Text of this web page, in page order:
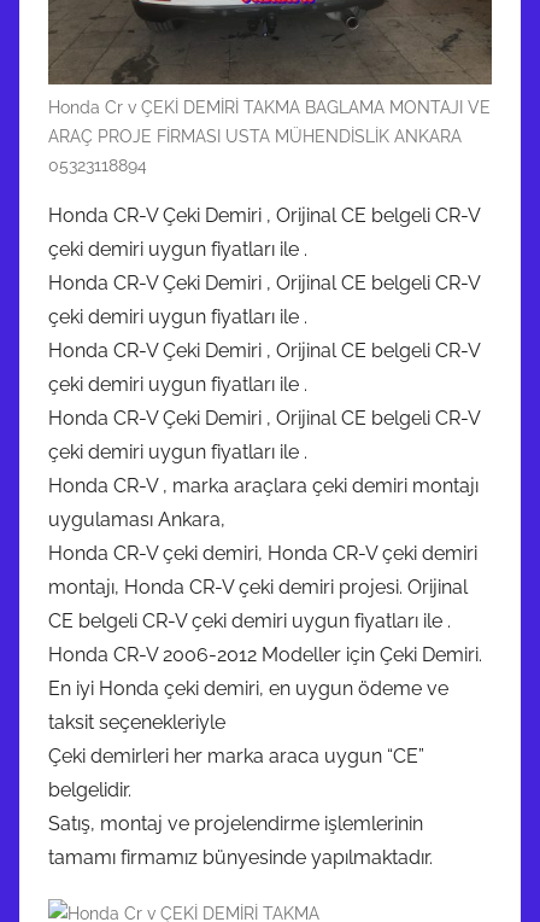
Honda Cr v ÇEKİ DEMİRİ TAKMA BAGLAMA MONTAJI VE
ARAÇ PROJE FİRMASI USTA MÜHENDİSLİK ANKARA
05323118894
Honda CR-V Çeki Demiri , Orijinal CE belgeli CR-V
çeki demiri uygun fiyatları ile .
Honda CR-V Çeki Demiri , Orijinal CE belgeli CR-V
çeki demiri uygun fiyatları ile .
Honda CR-V Çeki Demiri , Orijinal CE belgeli CR-V
çeki demiri uygun fiyatları ile .
Honda CR-V Çeki Demiri , Orijinal CE belgeli CR-V
çeki demiri uygun fiyatları ile .
Honda CR-V , marka araçlara çeki demiri montajı
uygulaması Ankara,
Honda CR-V çeki demiri, Honda CR-V çeki demiri
montajı, Honda CR-V çeki demiri projesi. Orijinal
CE belgeli CR-V çeki demiri uygun fiyatları ile .
Honda CR-V 2006-2012 Modeller için Çeki Demiri.
En iyi Honda çeki demiri, en uygun ödeme ve
taksit seçenekleriyle
Çeki demirleri her marka araca uygun “CE”
belgelidir.
Satış, montaj ve projelendirme işlemlerinin
tamamı firmamız bünyesinde yapılmaktadır.